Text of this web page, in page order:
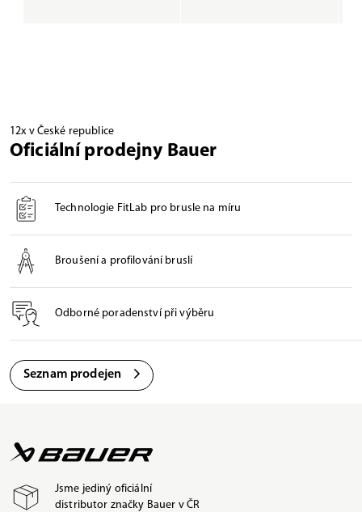
12x v České republice
Oficiální prodejny Bauer
Technologie FitLab pro brusle na míru
Broušení a profilování bruslí
Odborné poradenství při výběru
Seznam prodejen
Jsme jediný oficiální
distributor značky Bauer v ČR